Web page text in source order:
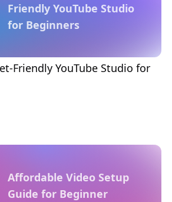
Friendly YouTube Studio
for Beginners
Friendly YouTube Studio for
Affordable Video Setup
Guide for Beginner